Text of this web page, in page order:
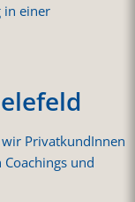
in einer
PrivatkundInnen
und